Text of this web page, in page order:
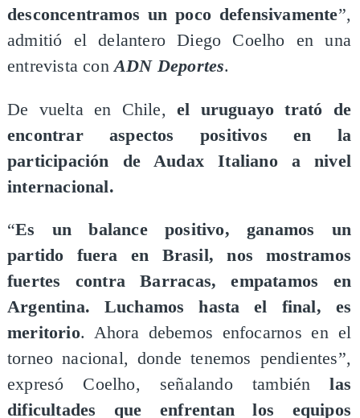
desconcentramos un poco defensivamente”,
admitió el delantero Diego Coelho en una
entrevista conADN Deportes.
De vuelta en Chile, el uruguayo trató de
encontrar aspectos positivos en la
participación de Audax Italiano a nivel
internacional.
“Es un balance positivo, ganamos un
partido fuera en Brasil, nos mostramos
fuertes contra Barracas, empatamos en
Argentina. Luchamos hasta el final, es
meritorio. Ahora debemos enfocarnos en el
torneo nacional, donde tenemos pendientes”,
expresó Coelho, señalando tambiénlas
dificultades que enfrentan los equipos